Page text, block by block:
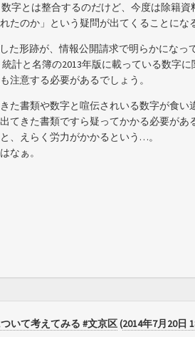
字とは整合するのだけど、今度は除籍
たのか」という疑問が出てくることにな
た形跡が、情報公開請求で明らかになっ
計と名簿の2013年版に載っている数字
注意する必要があるでしょう。
た書類や数字と喧伝されいる数字が食い
てきた書類ですら疑ってかかる必要があ
、えらく労力がかかるという…。
なぁ。
いて考えてみる #文京区(2014年7月20日